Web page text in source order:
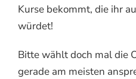
Kurse bekommt, die ihr
würdet!
Bitte wählt doch mal die
gerade am meisten